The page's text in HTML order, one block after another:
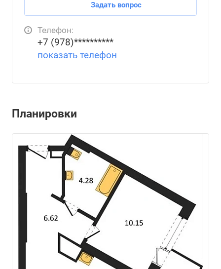
Задать вопрос
Телефон:
+7 (978)**********
показать телефон
Планировки